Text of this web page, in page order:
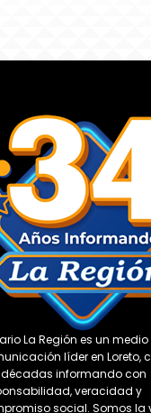
La Región es un
líder en Loreto,
décadas informando con
veracidad y
social. Somos la